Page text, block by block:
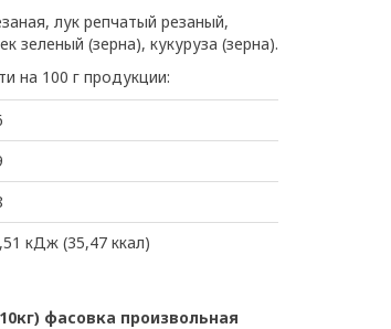
лук репчатый резаный,
зеленый (зерна), кукуруза (зерна).
на 100 г продукции:
кДж (35,47 ккал)
фасовка произвольная